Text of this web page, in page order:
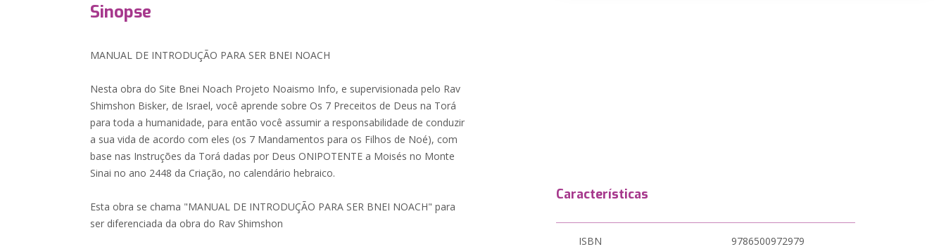
Sinopse
MANUAL DE INTRODUÇÃO PARA SER BNEI NOACH
Nesta obra do Site Bnei Noach Projeto Noaismo Info, e supervisionada pelo Rav
Shimshon Bisker, de Israel, você aprende sobre Os 7 Preceitos de Deus na Torá
para toda a humanidade, para então você assumir a responsabilidade de conduzir
a sua vida de acordo com eles (os 7 Mandamentos para os Filhos de Noé), com
base nas Instruções da Torá dadas por Deus ONIPOTENTE a Moisés no Monte
Sinai no ano 2448 da Criação, no calendário hebraico.
Esta obra se chama "MANUAL DE INTRODUÇÃO PARA SER BNEI NOACH" para
ser diferenciada da obra do Rav Shimshon
Características
ISBN 9786500972979